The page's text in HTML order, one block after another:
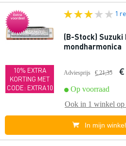
Extra
voordeel
10% EXTRA
KORTING MET
CODE: EXTRA10
1
(B-Stock) Suzuki
mondharmonica
Adviesprijs € 21,35
Op voorraad
Ook in 1 winkel op
In mijn